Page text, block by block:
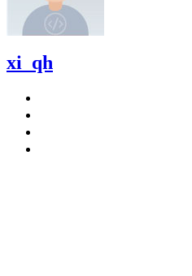
xi_qh